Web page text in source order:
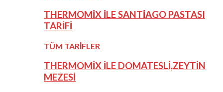
THERMOMİX İLE SANTİAGO PASTASI
TARİFİ
TÜM TARİFLER
THERMOMİX İLE DOMATESLİ,ZEYTİN
MEZESİ